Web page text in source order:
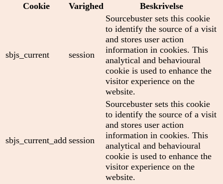
Cookie
Varighed Beskrivelse
sbjs_current session
Sourcebuster sets this cookie
to identify the source of a visit
and stores user action
information in cookies. This
analytical and behavioural
cookie is used to enhance the
visitor experience on the
website.
sbjs_current_add session
Sourcebuster sets this cookie
to identify the source of a visit
and stores user action
information in cookies. This
analytical and behavioural
cookie is used to enhance the
visitor experience on the
website.